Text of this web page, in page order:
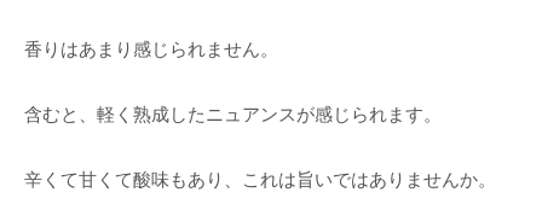
香りはあまり感じられません。
含むと、軽く熟成したニュアンスが感じられます。
辛くて甘くて酸味もあり、これは旨いではありませんか。